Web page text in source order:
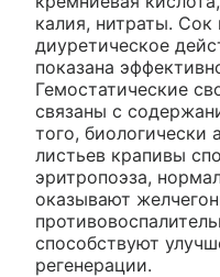
калия, нитраты.
диуретическое
показана
Гемостатические
связаны с
того, биологически
листьев крапивы
эритропоэза,
оказывают
способствуют
регенерации.